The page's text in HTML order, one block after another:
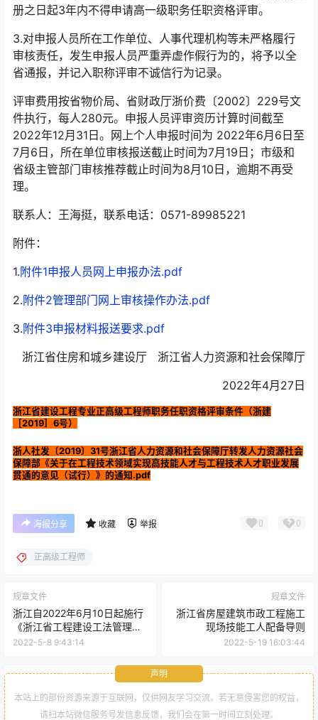
册之日起3年内不得申请高一级职务任职资格评审。
3.对申报人员所在工作单位、人事代理机构等未严格履行
审核责任，发生申报人员严重弄虚作假行为的，将予以全
省通报，并记入职称评审不诚信行为记录。
评审费用按省物价局、省财政厅浙价费〔2002〕229号文
件执行，每人280元。申报人员评审资历计算时间截至
2022年12月31日。网上个人申报时间为 2022年6月6日至
7月6日，所在单位审核报送截止时间为7月19日；市级和
省级主管部门审核推荐截止时间为8月10日，逾期不再受
理。
联系人：王海挺，联系电话：0571-89985221
附件：
1.附件1申报人员网上申报办法.pdf
2.附件2管理部门网上审核操作办法.pdf
3.附件3申报材料报送要求.pdf
浙江省住房和城乡建设厅 浙江省人力资源和社会保障厅
2022年4月27日
浙江省建设工程专业正高级工程师职务任职资格评审条件（浙建
［2019］6号）
浙人社发〔2019〕31号浙江省人力资源和社会保障厅转发人力资源社会
保障部《关于在工程技术领域实现高技能人才与工程技术人才职业发展
贯通的意见（试行）》的通知.pdf
海报分享 收藏 举报 0 0
正高级工程师
规章文件
浙江自2022年6月10日起施行
《浙江省工程建设工法管理办
法》
2022-5-8 9:43:14
规章文件
浙江省房屋建筑市政工程施工
现场技能工人配备导则
2022-5-19 16:03:44
声明
本站上的部份资源来源于互联网，仅供网友学习交流。若无意侵害您的权益，
请扫本站微信服务号发信息反馈，我们会在第一时间立刻处理。